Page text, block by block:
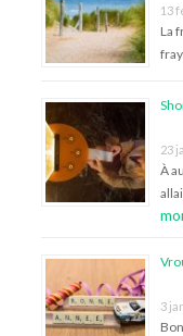
13
La
23
À
3